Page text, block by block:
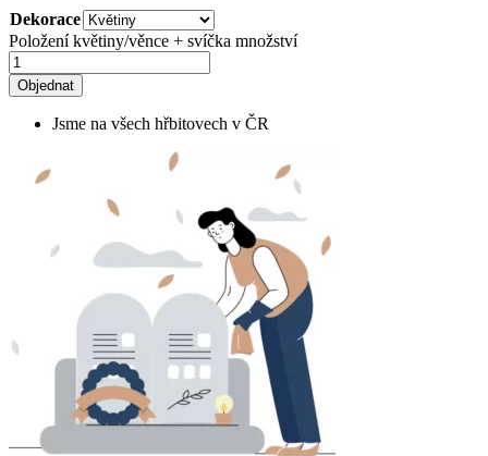
Dekorace
Položení květiny/věnce + svíčka množství
Objednat
Jsme na všech hřbitovech v ČR